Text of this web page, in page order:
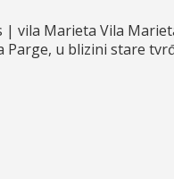
vila Marieta Vila
u blizini stare